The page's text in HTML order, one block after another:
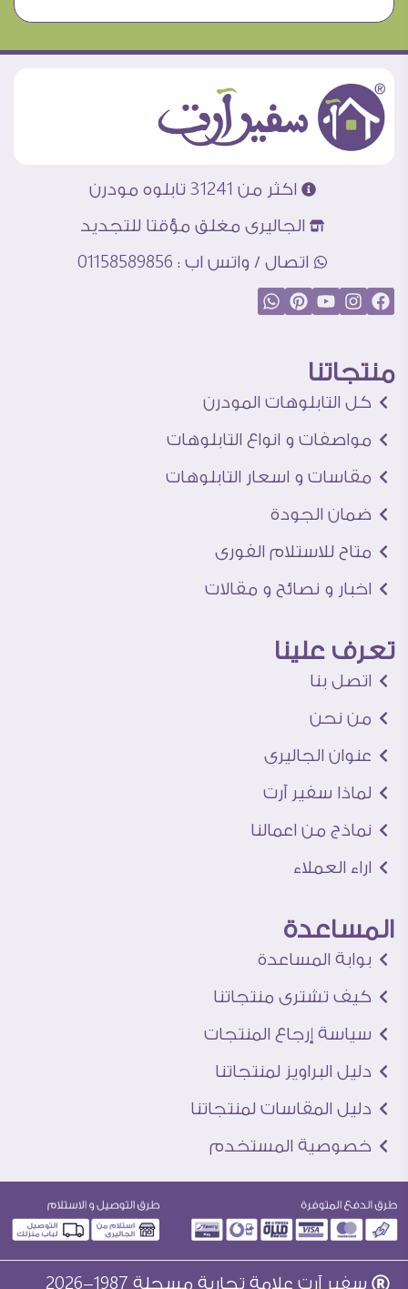
اكثر من 31241 تابلوه مودرن
الجاليرى مغلق مؤقتا للتجديد
اتصال / واتس اب : 01158589856
منتجاتنا
كل التابلوهات المودرن
مواصفات و انواع التابلوهات
مقاسات و اسعار التابلوهات
ضمان الجودة
متاح للاستلام الفورى
اخبار و نصائح و مقالات
تعرف علينا
اتصل بنا
من نحن
عنوان الجاليرى
لماذا سفير آرت
نماذج من اعمالنا
اراء العملاء
المساعدة
بوابة المساعدة
كيف تشترى منتجاتنا
سياسة إرجاع المنتجات
دليل البراويز لمنتجاتنا
دليل المقاسات لمنتجاتنا
خصوصية المستخدم
سفير آرت علامة تجارية مسجلة 1987-2026